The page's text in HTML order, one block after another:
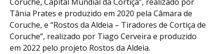
Tânia Prates e produzido em 2020 pela Câmara de
Coruche, e “Rostos da Aldeia – Tiradores de Cortiça de
Coruche”, realizado por Tiago Cerveira e produzido
em 2022 pelo projeto Rostos da Aldeia.